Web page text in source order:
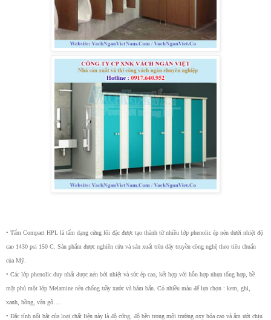
• Tấm Compact HPL là tấm dạng cứng lõi đặc được tạo thành từ nhiều lớp phenolic ép nén dưới nhiệt độ
cao 1430 psi 150 C. Sản phẩm được nghiên cứu và sản xuất trên dây truyền công nghệ theo tiêu chuẩn
của Mỹ.
• Các lớp phenolic duy nhất được nén bởi nhiệt và sức ép cao, kết hợp với hỗn hợp nhựa tổng hợp, bề
mặt phủ một lớp Melamine nên chống trầy xước và bám bẩn. Có nhiều màu để lựa chọn : kem, ghi,
xanh, hồng, vân gỗ….
• Đặc tính nổi bật của loại chất liện này là độ cứng, độ bền trong môi trường oxy hóa cao và ẩm ướt chịu